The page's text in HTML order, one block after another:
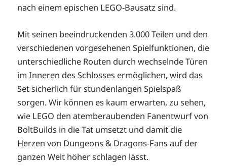
nach einem epischen LEGO-Bausatz sind.
Mit seinen beeindruckenden 3.000 Teilen und den
verschiedenen vorgesehenen Spielfunktionen, die
unterschiedliche Routen durch wechselnde Türen
im Inneren des Schlosses ermöglichen, wird das
Set sicherlich für stundenlangen Spielspaß
sorgen. Wir können es kaum erwarten, zu sehen,
wie LEGO den atemberaubenden Fanentwurf von
BoltBuilds in die Tat umsetzt und damit die
Herzen von Dungeons & Dragons-Fans auf der
ganzen Welt höher schlagen lässt.